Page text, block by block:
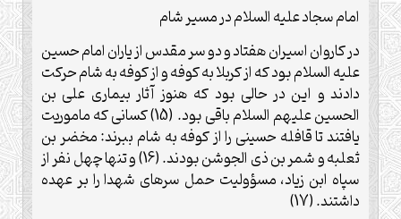
امام سجاد علیه السلام در مسیر شام
در کاروان اسیران هفتاد و دو سر مقدس از یاران امام حسین
علیه السلام بود که از کربلا به کوفه و از کوفه به شام حرکت
دادند و این در حالی بود که هنوز آثار بیماری علی بن
الحسین علیهم السلام باقی بود. (15) کسانی که ماموریت
یافتند تا قافله حسینی را از کوفه به شام ببرند: مخضر بن
ثعلبه و شمر بن ذی الجوشن بودند. (16) و تنها چهل نفر از
سپاه ابن زیاد، مسؤولیت حمل سرهای شهدا را بر عهده
داشتند. (17)